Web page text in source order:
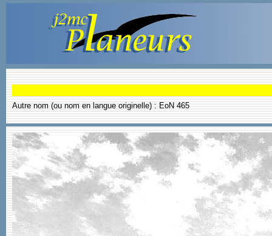
Autre nom (ou nom en langue originelle) : EoN 465